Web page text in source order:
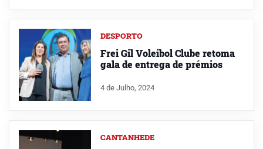
DESPORTO
Frei Gil Voleibol Clube retoma
gala de entrega de prémios
4 de Julho, 2024
CANTANHEDE